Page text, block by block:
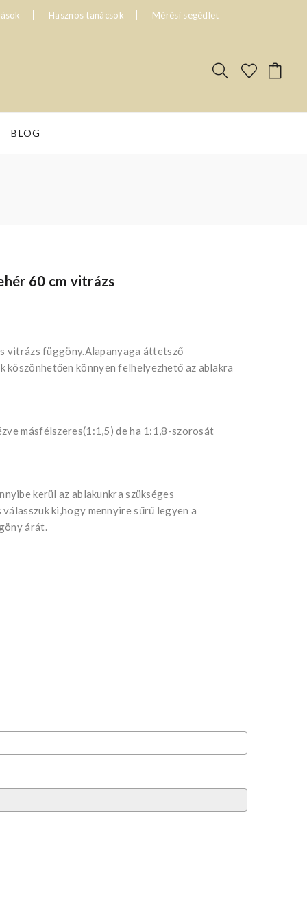
Hasznos tanácsok Mérési segédlet
BLOG
60 cm vitrázs
vitrázs függöny.Alapanyaga áttetsző
könnyen felhelyezhető az ablakra
másfélszeres(1:1,5) de ha 1:1,8-szorosát
kerül az ablakunkra szükséges
ki,hogy mennyire sűrű legyen a
árát.